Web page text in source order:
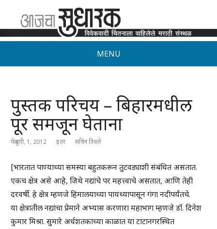
MENU
पुस्तक परिचय – बिहारमधील
पूर समजून घेताना
फेब्रुवारी, 1, 2012 इतर सचिन तिवले
[भारतात पाण्याच्या समस्या बहुतकरून तुटवड्याशी संबंधित असतात.
एकच क्षेत्र असे आहे, जिथे नद्यांचे पर महत्त्वाचे असतात, आणि तेही
दरवर्षी. हे क्षेत्र म्हणजे हिमालयाच्या पायथ्यापासून गंगा नदीपर्यंतचे.
या क्षेत्रातील नद्यांचा प्रेमाने अभ्यास करणारा महाभाग म्हणजे डॉ. दिनेश
कुमार मिश्रा. सुमारे अर्धशतकाच्या काळात या टाटानगरस्थित